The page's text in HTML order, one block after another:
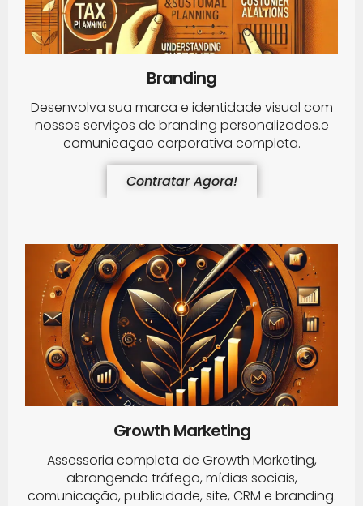
Branding
Desenvolva sua marca e identidade visual com
nossos serviços de branding personalizados.e
comunicação corporativa completa.
Contratar Agora!
Growth Marketing
Assessoria completa de Growth Marketing,
abrangendo tráfego, mídias sociais,
comunicação, publicidade, site, CRM e branding.